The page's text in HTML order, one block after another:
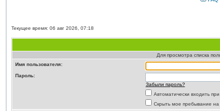
Текущее время: 06 авг 2026, 07:18
Для просмотра списка
Имя пользователя:
Пароль:
Забыли пароль?
Автоматически входить
Скрыть мое пребывание